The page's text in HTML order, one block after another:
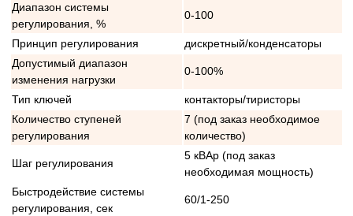
Диапазон системы
регулирования, %
0-100
Принцип регулирования
дискретный/конденсаторы
Допустимый диапазон
изменения нагрузки
0-100%
Тип ключей
контакторы/тиристоры
Количество ступеней
регулирования
7 (под заказ необходимое
количество)
Шаг регулирования
5 кВАр (под заказ
необходимая мощность)
Быстродействие системы
регулирования, сек
60/1-250